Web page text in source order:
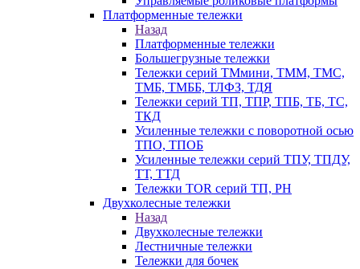
Платформенные тележки
Назад
Платформенные тележки
Большегрузные тележки
Тележки серий ТМмини, ТММ, ТМС,
ТМБ, ТМББ, ТЛФЗ, ТДЯ
Тележки серий ТП, ТПР, ТПБ, ТБ, ТС,
ТКД
Усиленные тележки с поворотной осью
ТПО, ТПОБ
Усиленные тележки серий ТПУ, ТПДУ,
ТТ, ТТД
Тележки TOR серий ТП, PH
Двухколесные тележки
Назад
Двухколесные тележки
Лестничные тележки
Тележки для бочек